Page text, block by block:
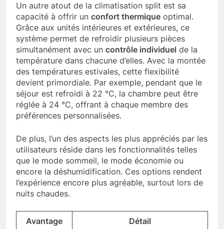
Un autre atout de la climatisation split est sa
capacité à offrir un confort thermique optimal.
Grâce aux unités intérieures et extérieures, ce
système permet de refroidir plusieurs pièces
simultanément avec un contrôle individuel de la
température dans chacune d’elles. Avec la montée
des températures estivales, cette flexibilité
devient primordiale. Par exemple, pendant que le
séjour est refroidi à 22 °C, la chambre peut être
réglée à 24 °C, offrant à chaque membre des
préférences personnalisées.
De plus, l’un des aspects les plus appréciés par les
utilisateurs réside dans les fonctionnalités telles
que le mode sommeil, le mode économie ou
encore la déshumidification. Ces options rendent
l’expérience encore plus agréable, surtout lors de
nuits chaudes.
Avantage Détail